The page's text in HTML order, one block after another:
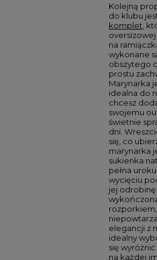
Kolejną
do klubu
komplet ,
na
wykonane
obszytego
prostu
Marynarka
idealna do
chcesz
swojemu
świetnie
dni.
się, co
marynarka
sukienka
pełna
wycięciu
jej odrobinę
elegancji z
idealny
się
na każdej